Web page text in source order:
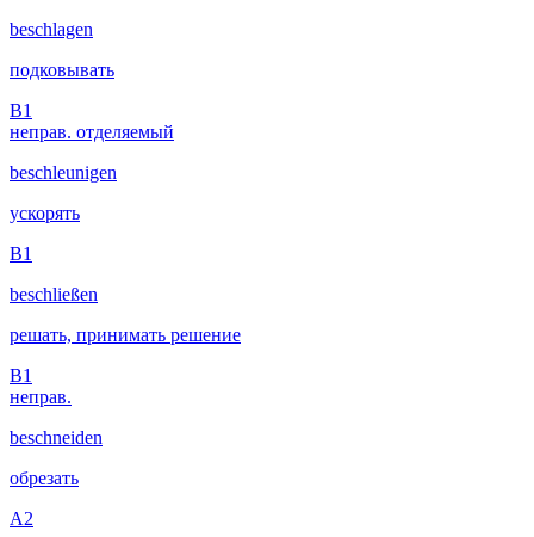
beschlagen
подковывать
B1
неправ. отделяемый
beschleunigen
ускорять
B1
beschließen
решать, принимать решение
B1
неправ.
beschneiden
обрезать
A2